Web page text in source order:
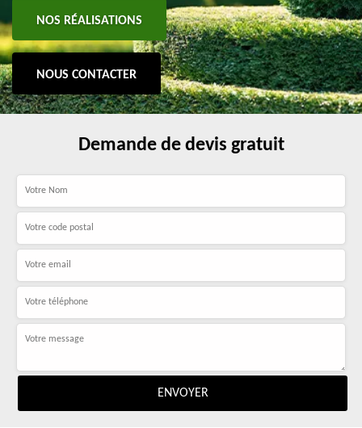
NOS RÉALISATIONS
NOUS CONTACTER
Demande de devis gratuit